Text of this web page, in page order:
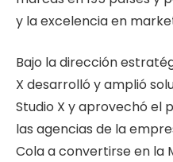
y la excelencia en
Bajo la dirección
X desarrolló y amplió
Studio X y aprovechó el
las agencias de la
Cola a convertirse en la